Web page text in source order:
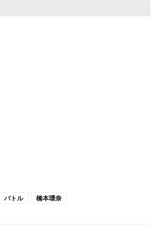
バトル 橋本環奈